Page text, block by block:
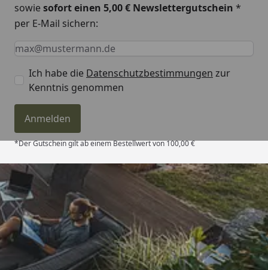
sowiesofort einen 5,00 € Newslettergutschein *
per E-Mail sichern:
Keine Eingabe erforderlich
Eingabe erforderlich
E-Mail *
Ich habe die Datenschutzbestimmungen zur
Kenntnis genommen
Anmelden
*Der Gutschein gilt ab einem Bestellwert von 100,00 €
Trusted Shops
4,81/ 5
„Sehr gute Qualitäts-Markenware,